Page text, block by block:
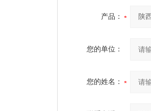
产品：
您的单位：
您的姓名：